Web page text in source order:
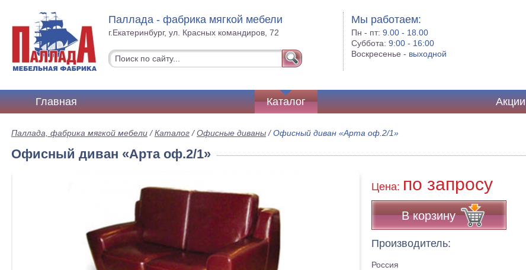
Паллада - фабрика мягкой мебели
г.Екатеринбург, ул. Красных командиров, 72
Мы работаем:
Пн - пт:9.00 - 18.00
Суббота:9:00 - 16:00
Воскресенье - выходной
Главная Каталог Акции
Паллада, фабрика мягкой мебели /Каталог /Офисные диваны /Офисный диван «Арта оф.2/1»
Офисный диван «Арта оф.2/1»
Цена: по запросу
В корзину
Производитель:
Россия